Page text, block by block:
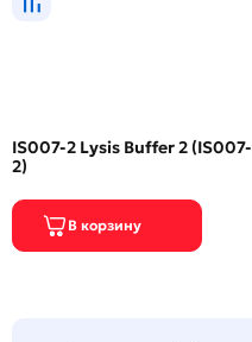
IS007-2 Lysis Buffer 2 (IS007-
2)